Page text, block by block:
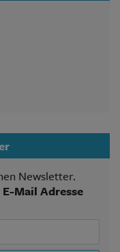
Newsletter.
Mail Adresse